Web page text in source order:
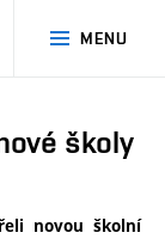
MENU
školy
novou školní